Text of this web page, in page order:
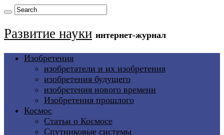
Развитие науки интернет-журнал
Изобретения
изобретатели и их изобретения
изобретения будущего
изобретения нового времени
Изобретения прошлого
Космос
Статьи о Космосе
Спутниковые системы